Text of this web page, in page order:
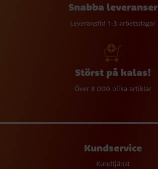
Snabba leveranser
Leveranstid 1-3 arbetsdagar
Störst på kalas!
Över 8 000 olika artiklar
Kundservice
Kundtjänst